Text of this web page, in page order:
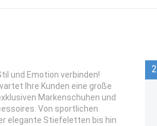
und Emotion verbinden!
Ihre Kunden eine große
Markenschuhen und
Von sportlichen
elegante Stiefeletten bis hin